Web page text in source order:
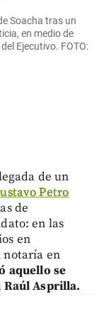
Soacha tras un
en medio de
Ejecutivo. FOTO:
de un
Petro
de
en las
en
notaría en
aquello se
Asprilla.
de 2026, el